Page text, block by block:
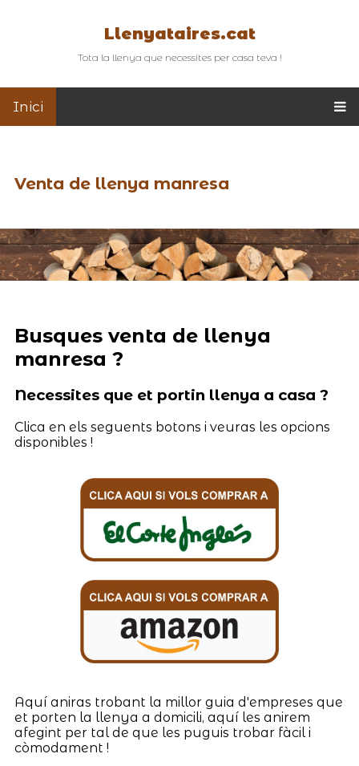
Llenyataires.cat
Tota la llenya que necessites per casa teva !
Inici
Venta de llenya manresa
Busques venta de llenya
manresa ?
Necessites que et portin llenya a casa ?
Clica en els seguents botons i veuras les opcions
disponibles !
Aquí aniras trobant la millor guia d'empreses que
et porten la llenya a domicili, aquí les anirem
afegint per tal de que les puguis trobar fàcil i
còmodament !